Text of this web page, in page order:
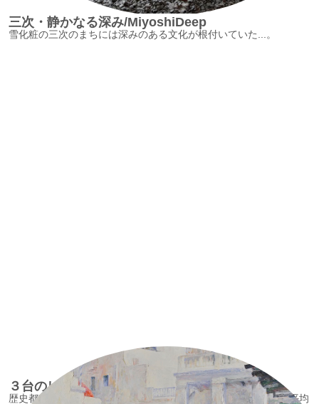
三次・静かなる深み/MiyoshiDeep
雪化粧の三次のまちには深みのある文化が根付いていた...。
３台のピアノの尾道物語/ ThreePianos
歴史都市・尾道にふさわしい3台のピアノは、2020 年の今年で平均